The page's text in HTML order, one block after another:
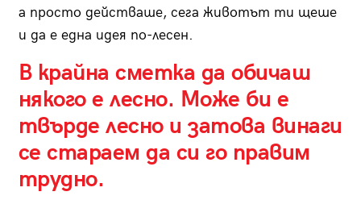
а просто действаше, сега животът ти щеше
и да е една идея по-лесен.
В крайна сметка да обичаш
някого е лесно. Може би е
твърде лесно и затова винаги
се стараем да си го правим
трудно.